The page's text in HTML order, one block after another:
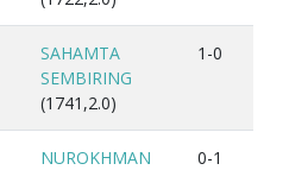
SAHAMTA
SEMBIRING
(1741,2.0)
1-0
NUROKHMAN
0-1